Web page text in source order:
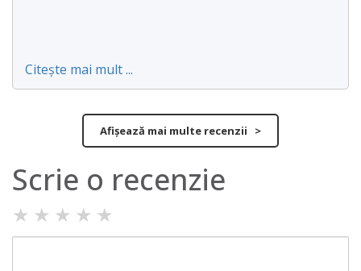
Citește mai mult ...
Afișează mai multe recenzii >
Scrie o recenzie
★ ★ ★ ★ ★